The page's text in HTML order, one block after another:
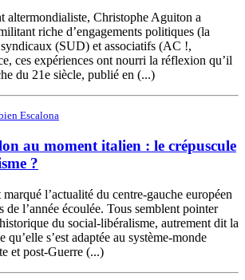
altermondialiste, Christophe Aguiton a
riche d’engagements politiques (la
(SUD) et associatifs (AC !,
ces expériences ont nourri la réflexion qu’il
du 21e siècle, publié en (...)
Escalona
au moment italien : le crépuscule
?
l’actualité du centre-gauche européen
de l’année écoulée. Tous semblent pointer
du social-libéralisme, autrement dit la
qu’elle s’est adaptée au système-monde
et post-Guerre (...)